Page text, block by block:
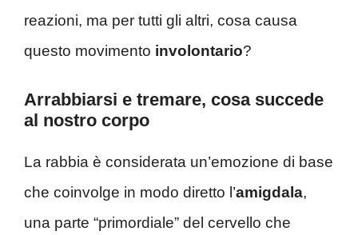
reazioni, ma per tutti gli altri, cosa causa
questo movimento involontario?
Arrabbiarsi e tremare, cosa succede
al nostro corpo
La rabbia è considerata un’emozione di base
che coinvolge in modo diretto l’amigdala,
una parte “primordiale” del cervello che